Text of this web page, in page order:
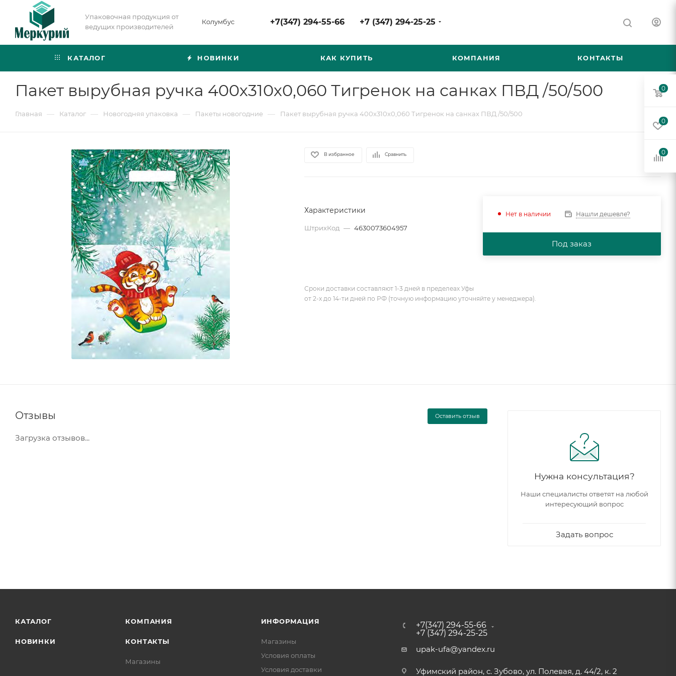
Упаковочная продукция от
ведущих производителей
Колумбус +7(347) 294-55-66 +7 (347) 294-25-25
КАТАЛОГ НОВИНКИ КАК КУПИТЬ КОМПАНИЯ КОНТАКТЫ
Пакет вырубная ручка 400х310х0,060 Тигренок на санках ПВД /50/500
Главная — Каталог — Новогодняя упаковка — Пакеты новогодние — Пакет вырубная ручка 400х310х0,060 Тигренок на санках ПВД /50/500
В избранное Сравнить
Характеристики
ШтрихКод — 4630073604957
Нет в наличии Нашли дешевле?
Под заказ
Сроки доставки составляют 1-3 дней в пределеах Уфы
от 2-х до 14-ти дней по РФ (точную информацию уточняйте у менеджера).
Отзывы Оставить отзыв
Загрузка отзывов...
Нужна консультация?
Наши специалисты ответят на любой
интересующий вопрос
Задать вопрос
КАТАЛОГ
НОВИНКИ
КОМПАНИЯ
КОНТАКТЫ
Магазины
ИНФОРМАЦИЯ
Магазины
Условия оплаты
Условия доставки
+7(347) 294-55-66
+7 (347) 294-25-25
upak-ufa@yandex.ru
Уфимский район, с. Зубово, ул. Полевая, д. 44/2, к. 2
0
0
0